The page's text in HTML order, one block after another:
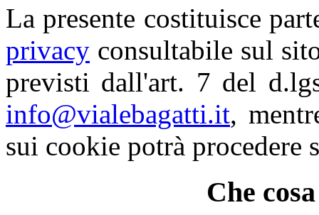
La presente costituisce
privacy consultabile sul
previsti dall'art. 7 del
info@vialebagatti.it,
sui cookie potrà procedere
Che